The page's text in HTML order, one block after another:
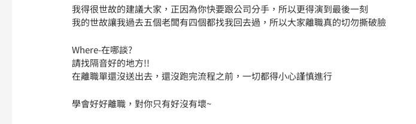
我得很世故的建議大家，正因為你快要跟公司分手，所以更得演到最後一刻
我的世故讓我過去五個老闆有四個都找我回去過，所以大家離職真的切勿撕破臉
Where-在哪談?
請找隔音好的地方!!
在離職單還沒送出去，還沒跑完流程之前，一切都得小心謹慎進行
學會好好離職，對你只有好沒有壞~